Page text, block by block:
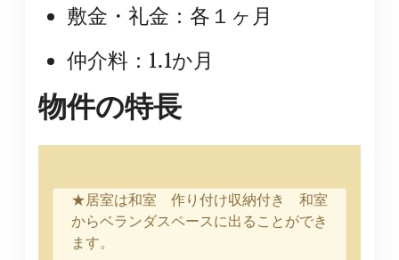
敷金・礼金：各１ヶ月
仲介料：1.1か月
物件の特長
★居室は和室 作り付け収納付き 和室
からベランダスペースに出ることができ
ます。